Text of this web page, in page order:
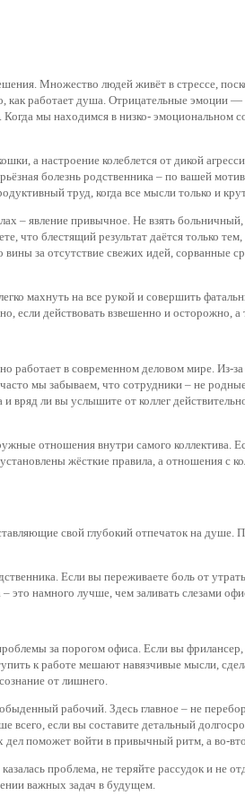
Множество людей живёт в стрессе,
работает душа. Отрицательные эмоции —
мы находимся в низко- эмоциональном
а настроение колеблется от дикой
болезнь родственника – по вашей
труд, когда все мысли только и
– явление привычное. Не взять
блестящий результат даётся только
за отсутствие свежих идей, сорванные
махнуть на все рукой и совершить
если действовать взвешенно и
в современном деловом мире. Из-
мы забываем, что сотрудники – не
ли вы услышите от коллег
отношения внутри самого коллектива.
жёсткие правила, а отношения с
свой глубокий отпечаток на душе.
Если вы переживаете боль от
намного лучше, чем заливать слезами
за порогом офиса. Если вы
к работе мешают навязчивые мысли,
от лишнего.
рабочий. Здесь главное – не
если вы составите детальный
поможет войти в привычный ритм, а во-
проблема, не теряйте рассудок и не
важных задач в будущем.